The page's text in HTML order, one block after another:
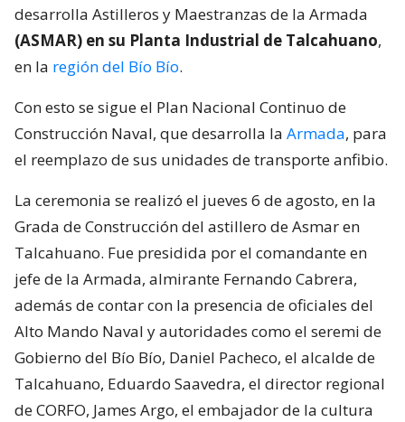
desarrolla Astilleros y Maestranzas de la Armada
(ASMAR) en su Planta Industrial de Talcahuano,
en la región del Bío Bío.
Con esto se sigue el Plan Nacional Continuo de
Construcción Naval, que desarrolla la Armada, para
el reemplazo de sus unidades de transporte anfibio.
La ceremonia se realizó el jueves 6 de agosto, en la
Grada de Construcción del astillero de Asmar en
Talcahuano. Fue presidida por el comandante en
jefe de la Armada, almirante Fernando Cabrera,
además de contar con la presencia de oficiales del
Alto Mando Naval y autoridades como el seremi de
Gobierno del Bío Bío, Daniel Pacheco, el alcalde de
Talcahuano, Eduardo Saavedra, el director regional
de CORFO, James Argo, el embajador de la cultura